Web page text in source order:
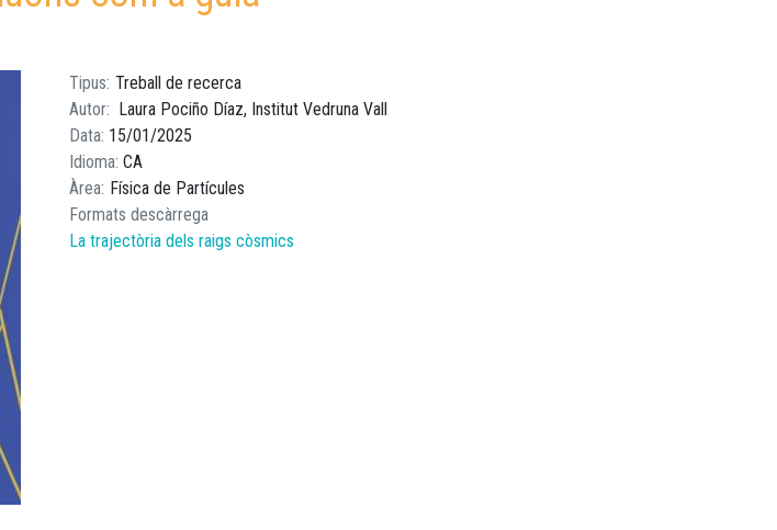
Tipus Treball de recerca
Autor
Laura Pociño Díaz, Institut Vedruna Vall
Data 15/01/2025
Idioma CA
Àrea Física de Partícules
Formats descàrrega
La trajectòria dels raigs còsmics